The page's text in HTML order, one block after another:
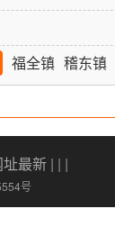
福全镇 稽东镇
最新| | |
号